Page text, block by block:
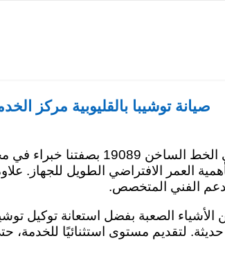
صيانة توشيبا بالقليوبية مركز
افضل اختيار لجهازك مركز صيانة
العمر الافتراضي الطويل للجهاز.
الفني المتخصص.
الأشياء الصعبة بفضل استعانة توكيل
لتقديم مستوى استثنائيًا